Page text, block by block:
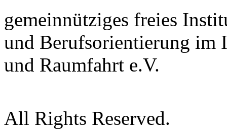
gemeinnütziges freies
und Berufsorientierung im
und Raumfahrt e.V.
All Rights Reserved.